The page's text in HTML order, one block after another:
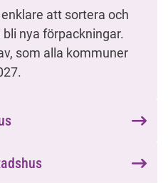
att sortera och
nya förpackningar.
som alla kommuner